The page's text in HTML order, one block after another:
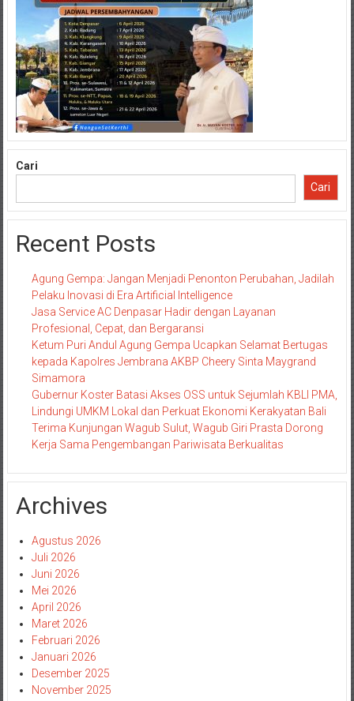
Cari
Cari
Recent Posts
Agung Gempa: Jangan Menjadi Penonton Perubahan, Jadilah
Pelaku Inovasi di Era Artificial Intelligence
Jasa Service AC Denpasar Hadir dengan Layanan
Profesional, Cepat, dan Bergaransi
Ketum Puri Andul Agung Gempa Ucapkan Selamat Bertugas
kepada Kapolres Jembrana AKBP Cheery Sinta Maygrand
Simamora
Gubernur Koster Batasi Akses OSS untuk Sejumlah KBLI PMA,
Lindungi UMKM Lokal dan Perkuat Ekonomi Kerakyatan Bali
Terima Kunjungan Wagub Sulut, Wagub Giri Prasta Dorong
Kerja Sama Pengembangan Pariwisata Berkualitas
Archives
Agustus 2026
Juli 2026
Juni 2026
Mei 2026
April 2026
Maret 2026
Februari 2026
Januari 2026
Desember 2025
November 2025